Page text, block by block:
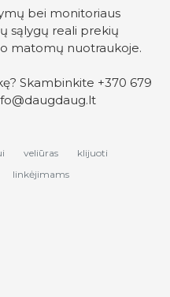
bei monitoriaus
sąlygų reali prekių
matomų nuotraukoje.
Skambinkite +370 679
veliūras
klijuoti
linkėjimams